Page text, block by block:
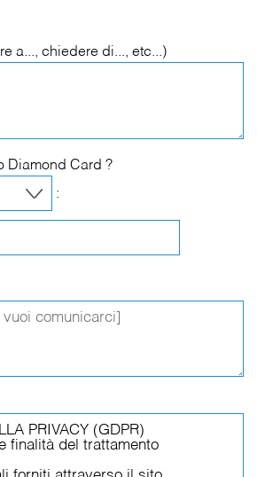
a..., chiedere di..., etc...)
Diamond Card ?
: